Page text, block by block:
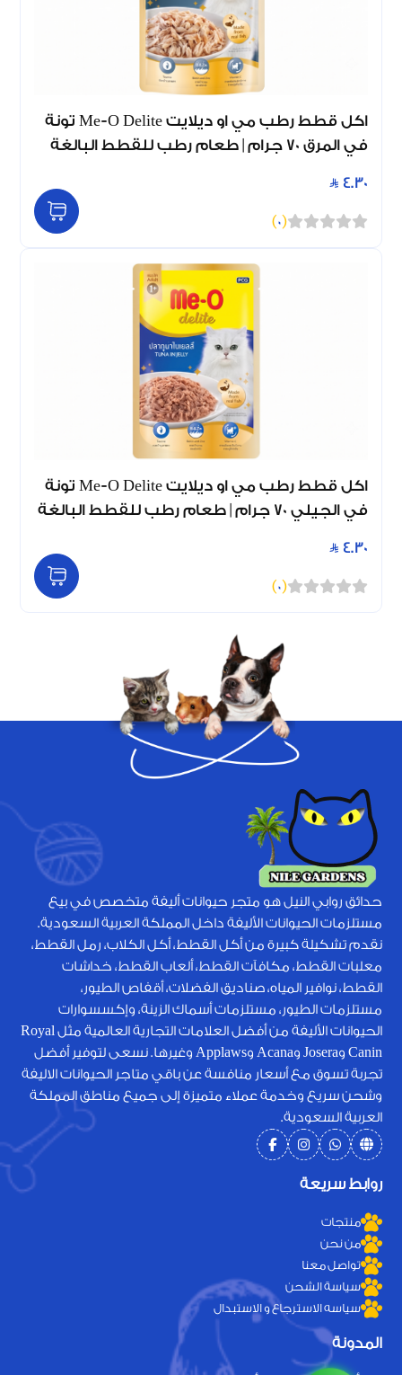
اكل قطط رطب مي او ديلايت Me-O Delite تونة
في المرق 70 جرام | طعام رطب للقطط البالغة
4.30
(
0
)
اكل قطط رطب مي او ديلايت Me-O Delite تونة
في الجيلي 70 جرام | طعام رطب للقطط البالغة
4.30
(
0
)
حدائق روابي النيل هو متجر حيوانات أليفة متخصص في بيع
مستلزمات الحيوانات الأليفة داخل المملكة العربية السعودية.
نقدم تشكيلة كبيرة من أكل القطط، أكل الكلاب، رمل القطط،
معلبات القطط، مكافآت القطط، ألعاب القطط، خداشات
القطط، نوافير المياه، صناديق الفضلات، أقفاص الطيور،
مستلزمات الطيور، مستلزمات أسماك الزينة، وإكسسوارات
الحيوانات الأليفة من أفضل العلامات التجارية العالمية مثل Royal
Canin وJosera وAcana وApplaws وغيرها. نسعى لتوفير أفضل
تجربة تسوق مع أسعار منافسة عن باقي متاجر الحيوانات الاليفة
وشحن سريع وخدمة عملاء متميزة إلى جميع مناطق المملكة
العربية السعودية.
روابط سريعة
منتجات
من نحن
تواصل معنا
سياسة الشحن
سياسه الاسترجاع و الاستبدال
المدونة